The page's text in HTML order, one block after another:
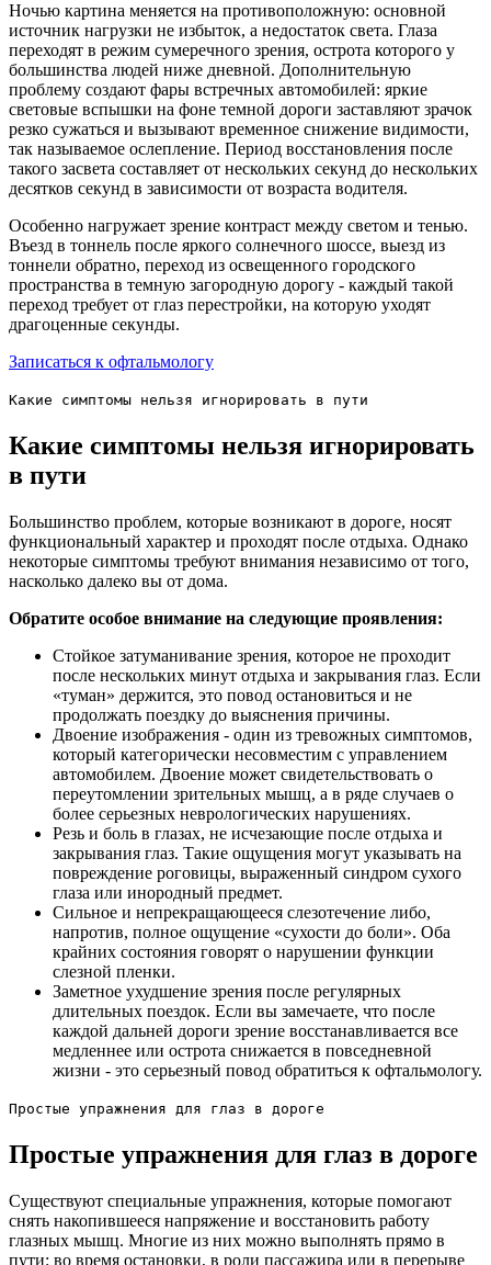
Ночью картина меняется на противоположную: основной
источник нагрузки не избыток, а недостаток света. Глаза
переходят в режим сумеречного зрения, острота которого у
большинства людей ниже дневной. Дополнительную
проблему создают фары встречных автомобилей: яркие
световые вспышки на фоне темной дороги заставляют зрачок
резко сужаться и вызывают временное снижение видимости,
так называемое ослепление. Период восстановления после
такого засвета составляет от нескольких секунд до нескольких
десятков секунд в зависимости от возраста водителя.
Особенно нагружает зрение контраст между светом и тенью.
Въезд в тоннель после яркого солнечного шоссе, выезд из
тоннели обратно, переход из освещенного городского
пространства в темную загородную дорогу - каждый такой
переход требует от глаз перестройки, на которую уходят
драгоценные секунды.
Записаться к офтальмологу
Какие симптомы нельзя игнорировать в пути
Какие симптомы нельзя игнорировать
в пути
Большинство проблем, которые возникают в дороге, носят
функциональный характер и проходят после отдыха. Однако
некоторые симптомы требуют внимания независимо от того,
насколько далеко вы от дома.
Обратите особое внимание на следующие проявления:
Стойкое затуманивание зрения, которое не проходит
после нескольких минут отдыха и закрывания глаз. Если
«туман» держится, это повод остановиться и не
продолжать поездку до выяснения причины.
Двоение изображения - один из тревожных симптомов,
который категорически несовместим с управлением
автомобилем. Двоение может свидетельствовать о
переутомлении зрительных мышц, а в ряде случаев о
более серьезных неврологических нарушениях.
Резь и боль в глазах, не исчезающие после отдыха и
закрывания глаз. Такие ощущения могут указывать на
повреждение роговицы, выраженный синдром сухого
глаза или инородный предмет.
Сильное и непрекращающееся слезотечение либо,
напротив, полное ощущение «сухости до боли». Оба
крайних состояния говорят о нарушении функции
слезной пленки.
Заметное ухудшение зрения после регулярных
длительных поездок. Если вы замечаете, что после
каждой дальней дороги зрение восстанавливается все
медленнее или острота снижается в повседневной
жизни - это серьезный повод обратиться к офтальмологу.
Простые упражнения для глаз в дороге
Простые упражнения для глаз в дороге
Существуют специальные упражнения, которые помогают
снять накопившееся напряжение и восстановить работу
глазных мышц. Многие из них можно выполнять прямо в
пути: во время остановки, в роли пассажира или в перерыве